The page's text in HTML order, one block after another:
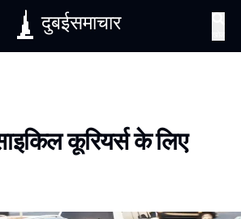
दुबईसमाचार
कूरियर्स के लिए